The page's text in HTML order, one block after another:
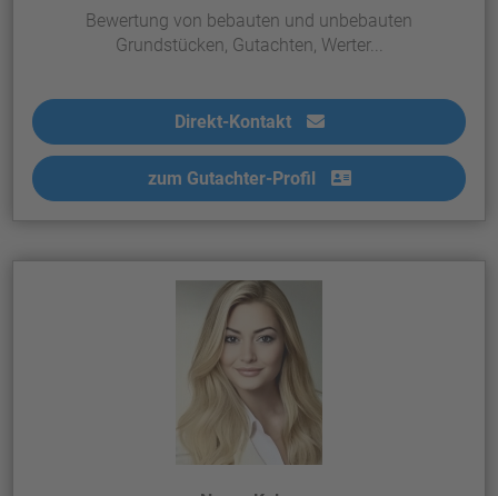
Bewertung von bebauten und unbebauten
Grundstücken, Gutachten, Werter...
Direkt-Kontakt
zum Gutachter-Profil